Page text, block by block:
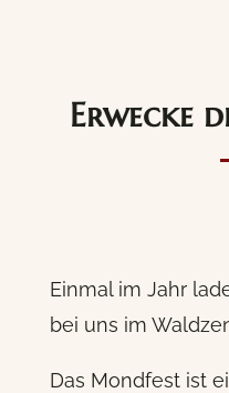
Erwecke
Einmal im Jahr
bei uns im
Das Mondfest ist